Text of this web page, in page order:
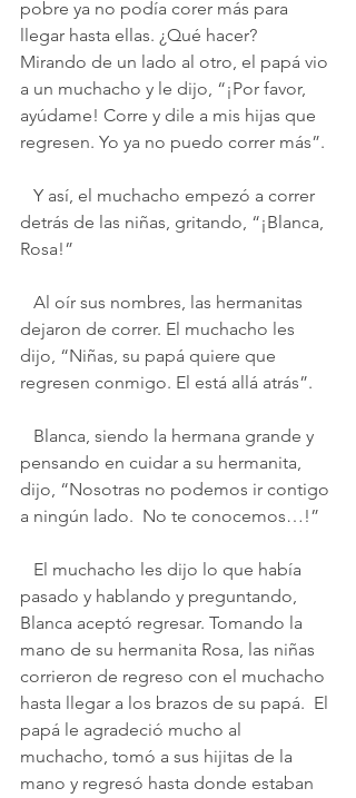
pobre ya no podía corer más para
llegar hasta ellas. ¿Qué hacer?
Mirando de un lado al otro, el papá vio
a un muchacho y le dijo, “¡Por favor,
ayúdame! Corre y dile a mis hijas que
regresen. Yo ya no puedo correr más”.
detrás de las niñas, gritando, “¡Blanca,
Rosa!”
dejaron de correr. El muchacho les
dijo, “Niñas, su papá quiere que
regresen conmigo. El está allá atrás”.
pensando en cuidar a su hermanita,
dijo, “Nosotras no podemos ir contigo
a ningún lado.  No te conocemos…!”
pasado y hablando y preguntando,
Blanca aceptó regresar. Tomando la
mano de su hermanita Rosa, las niñas
corrieron de regreso con el muchacho
hasta llegar a los brazos de su papá.  El
papá le agradeció mucho al
muchacho, tomó a sus hijitas de la
mano y regresó hasta donde estaban